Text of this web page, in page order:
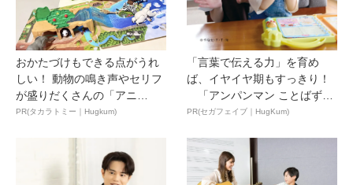
おかたづけもできる点がうれ
しい！ 動物の鳴き声やセリフ
が盛りだくさんの「アニ
ア ...
PR(タカラトミー｜Hugkum)
「言葉で伝える力」を育め
ば、イヤイヤ期もすっきり！
「アンパンマン ことばずか
ん...
PR(セガフェイブ｜HugKum)